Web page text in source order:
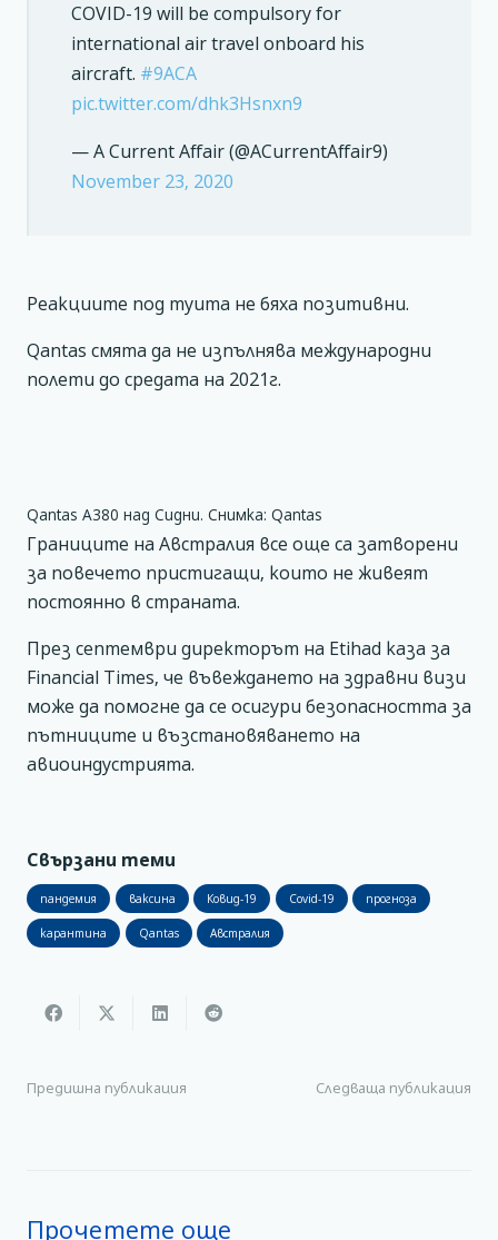
COVID-19 will be compulsory for
international air travel onboard his
aircraft. #9ACA
pic.twitter.com/dhk3Hsnxn9
— A Current Affair (@ACurrentAffair9)
November 23, 2020
Реакциите под туита не бяха позитивни.
Qantas смята да не изпълнява международни
полети до средата на 2021г.
Qantas A380 над Сидни. Снимка: Qantas
Границите на Австралия все още са затворени
за повечето пристигащи, които не живеят
постоянно в страната.
През септември директорът на Etihad каза за
Financial Times, че въвеждането на здравни визи
може да помогне да се осигури безопасността за
пътниците и възстановяването на
авиоиндустрията.
Свързани теми
пандемия ваксина Ковид-19 Covid-19 прогноза
карантина Qantas Австралия
Предишна публикация Следваща публикация
Прочетете още